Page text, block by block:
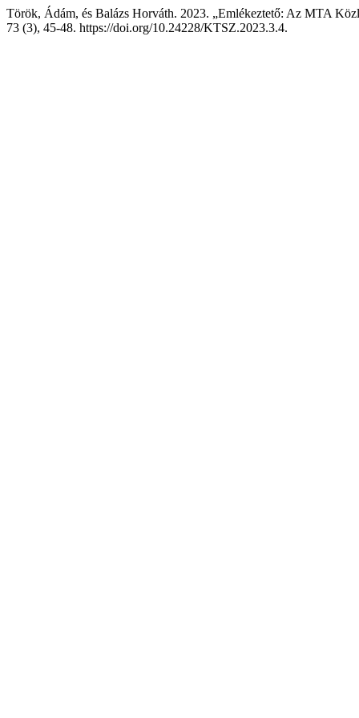
Török, Ádám, és Balázs Horváth. 2023. „Emlékeztető: Az MTA
73 (3), 45-48. https://doi.org/10.24228/KTSZ.2023.3.4.